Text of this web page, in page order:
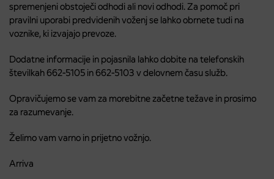
spremenjeni obstoječi odhodi ali novi odhodi. Za pomoč pri
pravilni uporabi predvidenih voženj se lahko obrnete tudi na
voznike, ki izvajajo prevoze.
Dodatne informacije in pojasnila lahko dobite na telefonskih
številkah 662-5105 in 662-5103 v delovnem času služb.
Opravičujemo se vam za morebitne začetne težave in prosimo
za razumevanje.
Želimo vam varno in prijetno vožnjo.
Arriva